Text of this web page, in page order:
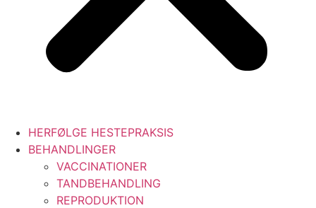
HERFØLGE HESTEPRAKSIS
BEHANDLINGER
VACCINATIONER
TANDBEHANDLING
REPRODUKTION